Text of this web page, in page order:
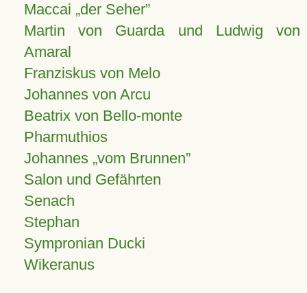
Maccai „der Seher”
Martin von Guarda und Ludwig von
Amaral
Franziskus von Melo
Johannes von Arcu
Beatrix von Bello-monte
Pharmuthios
Johannes vom Brunnen
Salon und Gefährten
Senach
Stephan
Sympronian Ducki
Wikeranus